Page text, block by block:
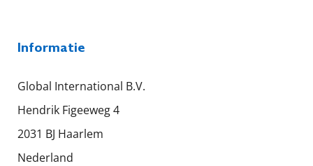
Informatie
Global International B.V.
Hendrik Figeeweg 4
2031 BJ Haarlem
Nederland